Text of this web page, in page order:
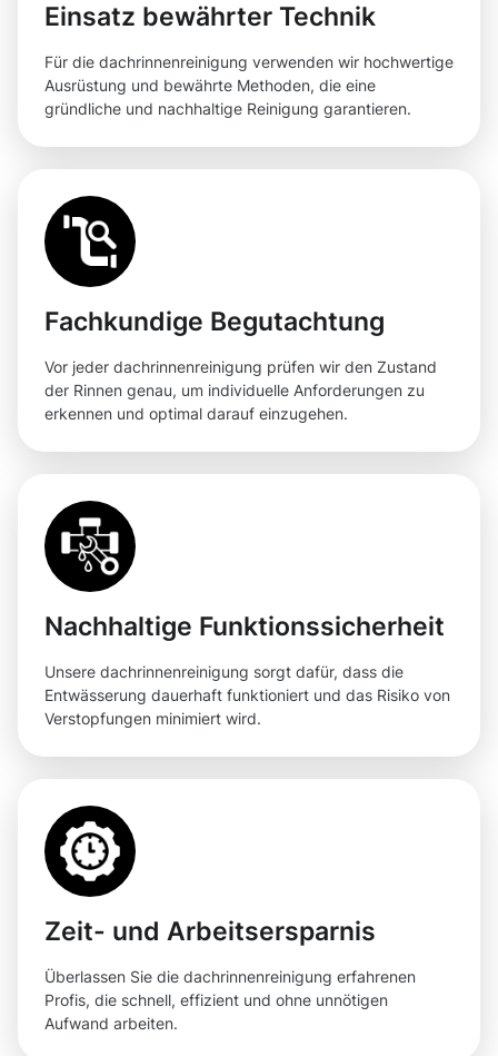
Einsatz bewährter Technik
Für die dachrinnenreinigung verwenden wir hochwertige
Ausrüstung und bewährte Methoden, die eine
gründliche und nachhaltige Reinigung garantieren.
Fachkundige Begutachtung
Vor jeder dachrinnenreinigung prüfen wir den Zustand
der Rinnen genau, um individuelle Anforderungen zu
erkennen und optimal darauf einzugehen.
Nachhaltige Funktionssicherheit
Unsere dachrinnenreinigung sorgt dafür, dass die
Entwässerung dauerhaft funktioniert und das Risiko von
Verstopfungen minimiert wird.
Zeit- und Arbeitsersparnis
Überlassen Sie die dachrinnenreinigung erfahrenen
Profis, die schnell, effizient und ohne unnötigen
Aufwand arbeiten.